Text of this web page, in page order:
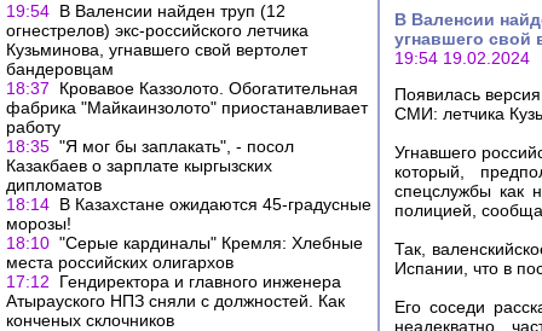
19:54 В Валенсии найден труп (12
огнестрелов) экс-российского летчика
Кузьминова, угнавшего свой вертолет
бандеровцам
18:37
Кровавое Каззолото. Обогатительная
фабрика "Майкаинзолото" приостанавливает
работу
18:35 "Я мог бы заплакать", - посол
Казакбаев о зарплате кыргызских
дипломатов
18:14 В Казахстане ожидаются 45-градусные
морозы!
18:10 "Серые кардиналы" Кремля: Хлебные
места российских олигархов
17:12
Гендиректора и главного инженера
Атырауского НПЗ сняли с должностей. Как
конченых склочников
В Валенсии
угнавшего свой
19:54 19.02.2024
Появилась
СМИ: летчика
Угнавшего
который,
спецслужбы как
полицией,
Так,
Испании, что в
Его соседи
неадекватно,